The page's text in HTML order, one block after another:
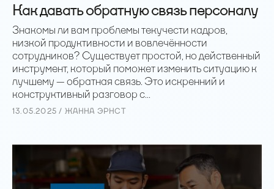
Как давать обратную связь персоналу
Знакомы ли вам проблемы текучести кадров,
низкой продуктивности и вовлечённости
сотрудников? Существует простой, но действенный
инструмент, который поможет изменить ситуацию к
лучшему — обратная связь. Это искренний и
конструктивный разговор с...
13.05.2025 / ЖАННА ЭРНСТ